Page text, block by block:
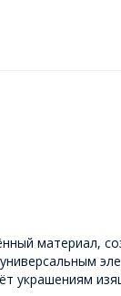
материал,
украшениям